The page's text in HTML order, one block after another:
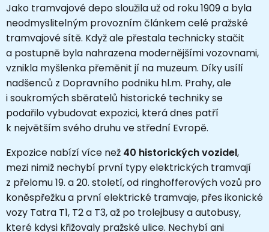
Jako tramvajové depo sloužila už od roku 1909 a byla
neodmyslitelným provozním článkem celé pražské
tramvajové sítě. Když ale přestala technicky stačit
a postupně byla nahrazena modernějšími vozovnami,
vznikla myšlenka přeměnit jí na muzeum. Díky usílí
nadšenců z Dopravního podniku hl.m. Prahy, ale
i soukromých sběratelů historické techniky se
podařilo vybudovat expozici, která dnes patří
k největším svého druhu ve střední Evropě.
Expozice nabízí více než 40 historických vozidel,
mezi nimiž nechybí první typy elektrických tramvají
z přelomu 19. a 20. století, od ringhofferových vozů pro
koněspřežku a první elektrické tramvaje, přes ikonické
vozy Tatra T1, T2 a T3, až po trolejbusy a autobusy,
které kdysi křižovaly pražské ulice. Nechybí ani